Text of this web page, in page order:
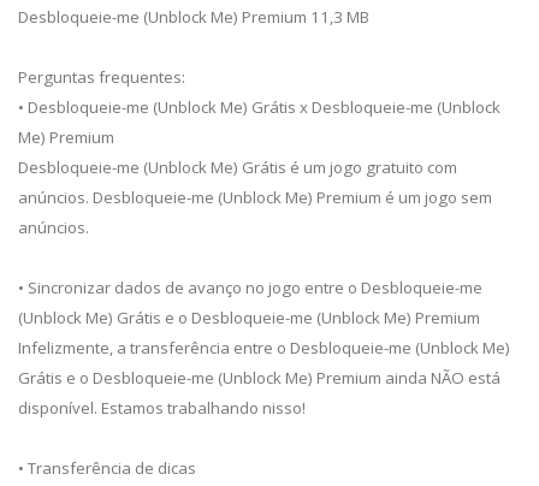
Desbloqueie-me (Unblock Me) Premium 11,3 MB
Perguntas frequentes:
• Desbloqueie-me (Unblock Me) Grátis x Desbloqueie-me (Unblock
Me) Premium
Desbloqueie-me (Unblock Me) Grátis é um jogo gratuito com
anúncios. Desbloqueie-me (Unblock Me) Premium é um jogo sem
anúncios.
• Sincronizar dados de avanço no jogo entre o Desbloqueie-me
(Unblock Me) Grátis e o Desbloqueie-me (Unblock Me) Premium
Infelizmente, a transferência entre o Desbloqueie-me (Unblock Me)
Grátis e o Desbloqueie-me (Unblock Me) Premium ainda NÃO está
disponível. Estamos trabalhando nisso!
• Transferência de dicas